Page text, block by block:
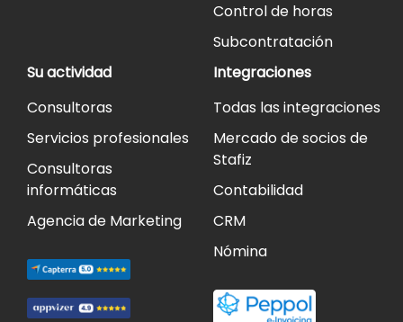
Control de horas
Subcontratación
Su actividad
Consultoras
Servicios profesionales
Consultoras
informáticas
Agencia de Marketing
Integraciones
Todas las integraciones
Mercado de socios de
Stafiz
Contabilidad
CRM
Nómina